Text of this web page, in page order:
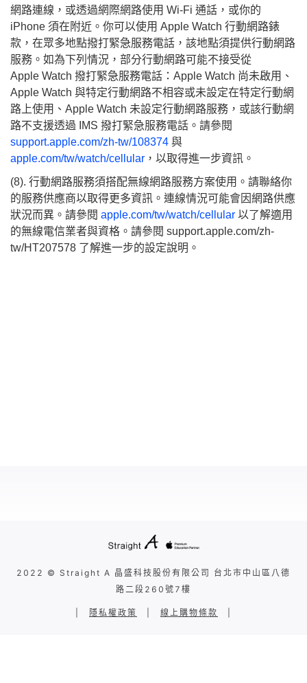
網路連線，或透過網際網路使用 Wi-Fi 通話，或你的
iPhone 須在附近。你可以使用 Apple Watch 行動網路錶
款，在眾多地點撥打緊急服務電話，該地點須提供行動網路
服務。如為下列情況，部分行動網路可能不接受從
Apple Watch 撥打緊急服務電話：Apple Watch 尚未啟用、
Apple Watch 與特定行動網路不相容或未設定在特定行動網
路上使用、Apple Watch 未設定行動網路服務，或該行動網
路不支援透過 IMS 撥打緊急服務電話。請參閱
support.apple.com/zh-tw/108374 與
apple.com/tw/watch/cellular ，以取得進一步資訊。
(8). 行動網路服務須搭配無線網路服務方案使用。請聯絡你
的服務供應商以取得更多資訊。連線情況可能會因網路供應
狀況而異。請參閱 apple.com/tw/watch/cellular 以了解適用
的無線電信業者與資格。請參閱 support.apple.com/zh-
tw/HT207578 了解進一步的設定說明。
2022 © Straight A 晶盛科技股份有限公司 台北市中山區八德
路二段260號7樓
隱私權政策 線上購物條款